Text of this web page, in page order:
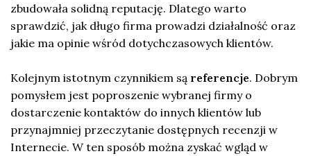
zbudowała solidną reputację. Dlatego warto
sprawdzić, jak długo firma prowadzi działalność oraz
jakie ma opinie wśród dotychczasowych klientów.
Kolejnym istotnym czynnikiem są referencje. Dobrym
pomysłem jest poproszenie wybranej firmy o
dostarczenie kontaktów do innych klientów lub
przynajmniej przeczytanie dostępnych recenzji w
Internecie. W ten sposób można zyskać wgląd w